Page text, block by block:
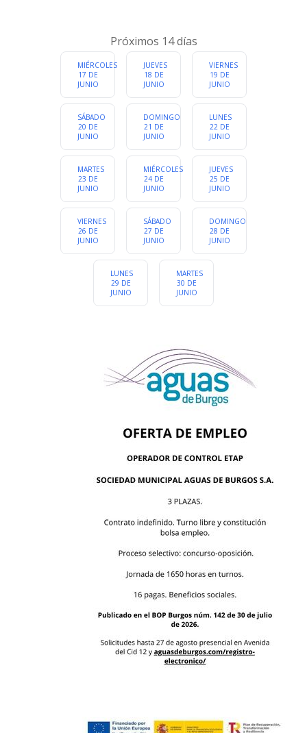
Cualquier categoria
Próximos 14 días
MIÉRCOLES
17 DE
JUNIO
JUEVES
18 DE
JUNIO
VIERNES
19 DE
JUNIO
SÁBADO
20 DE
JUNIO
DOMINGO
21 DE
JUNIO
LUNES
22 DE
JUNIO
MARTES
23 DE
JUNIO
MIÉRCOLES
24 DE
JUNIO
JUEVES
25 DE
JUNIO
VIERNES
26 DE
JUNIO
SÁBADO
27 DE
JUNIO
DOMINGO
28 DE
JUNIO
LUNES
29 DE
JUNIO
MARTES
30 DE
JUNIO